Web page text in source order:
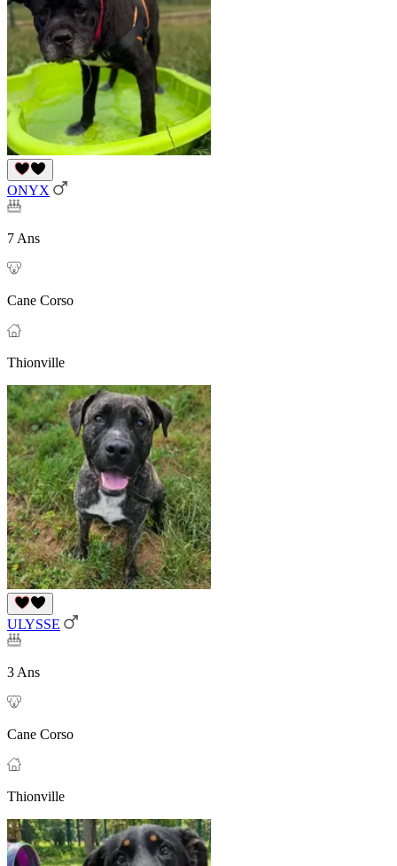
ONYX
7 Ans
Cane Corso
Thionville
ULYSSE
3 Ans
Cane Corso
Thionville